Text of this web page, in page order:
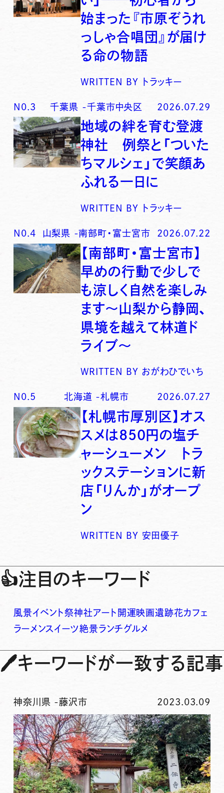
始まった『市原ぞうれ
っしゃ合唱団』が届け
る命の物語
WRITTEN BY トラッキー
N0. 3 千葉県 -千葉市中央区 2026.07.29
地域の絆を育む登渡
神社 例祭と「ついた
ちマルシェ」で笑顔あ
ふれる一日に
WRITTEN BY トラッキー
N0. 4 山梨県 -南部町・富士宮市 2026.07.22
【南部町・富士宮市】
早めの行動で少しで
も涼しく自然を楽しみ
ます〜山梨から静岡、
県境を越えて林道ド
ライブ〜
WRITTEN BY おがわひでいち
N0. 5 北海道 -札幌市 2026.07.27
【札幌市厚別区】オス
スメは850円の塩チ
ャーシューメン トラ
ックステーションに新
店「りんか」がオープ
ン
WRITTEN BY 安田優子
👍注目のキーワード
風景イベント祭神社アート 開運映画遺跡花カフェ
ラーメンスイーツ絶景ランチグルメ
🖊キーワードが一致する記事
神奈川県 -藤沢市 2023.03.09